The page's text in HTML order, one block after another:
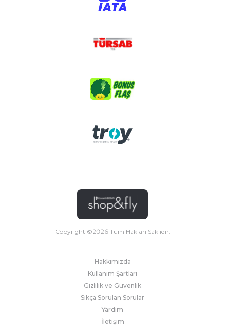
Copyright ©2026Tüm Hakları Saklıdır.
Hakkımızda
Kullanım Şartları
Gizlilik ve Güvenlik
Sıkça Sorulan Sorular
Yardım
İletişim